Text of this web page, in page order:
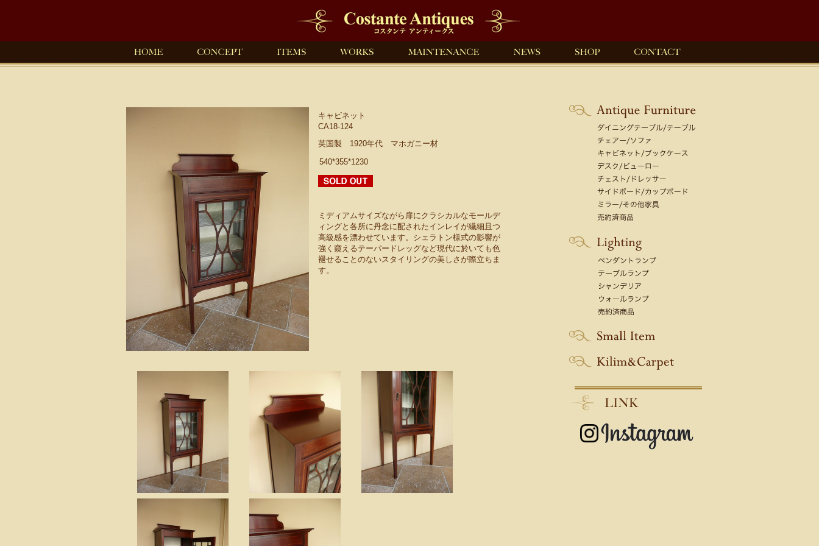
キャビネット
CA18-124
英国製 1920年代 マホガニー材
540*355*1230
ミディアムサイズながら扉にクラシカルなモールデ
ィングと各所に丹念に配されたインレイが繊細且つ
高級感を漂わせています。シェラトン様式の影響が
強く窺えるテーパードレッグなど現代に於いても色
褪せることのないスタイリングの美しさが際立ちま
す。